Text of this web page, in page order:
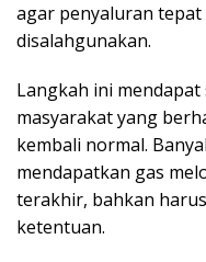
agar penyaluran
disalahgunakan.
Langkah ini
masyarakat yang
kembali normal.
mendapatkan gas
terakhir, bahkan
ketentuan.